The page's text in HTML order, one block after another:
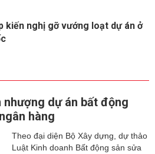
kiến nghị gỡ vướng loạt dự án ở
dự án bất động
hàng
Theo đại diện Bộ Xây dựng, dự thảo
Luật Kinh doanh Bất động sản sửa